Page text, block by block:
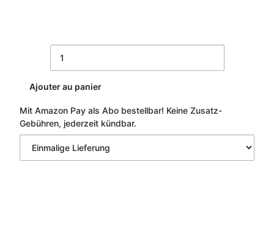
Ajouter au panier
Mit Amazon Pay als Abo bestellbar! Keine Zusatz-
Gebühren, jederzeit kündbar.